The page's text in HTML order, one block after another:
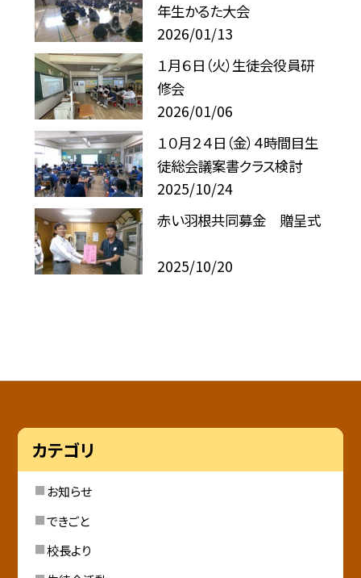
年生かるた大会
2026/01/13
１月６日（火）生徒会役員研
修会
2026/01/06
１０月２４日（金）４時間目生
徒総会議案書クラス検討
2025/10/24
赤い羽根共同募金 贈呈式
2025/10/20
カテゴリ
お知らせ
できごと
校長より